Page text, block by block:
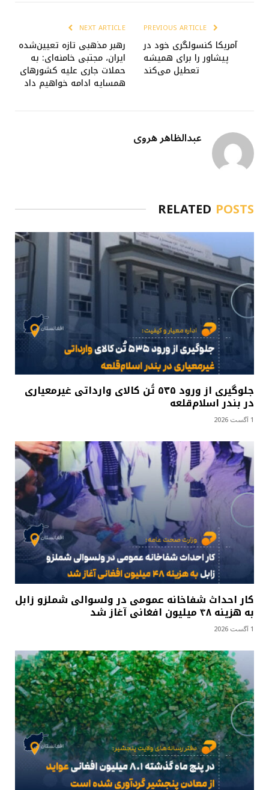
آمریکا کنسولگری خود در
پیشاور را برای همیشه
تعطیل می‌کند
NEXT ARTICLE
رهبر مذهبی تازه تعیین‌شده
ایران، مجتبی خامنه‌ای: به
حملات جاری علیه کشورهای
همسایه ادامه خواهیم داد
عبدالظاهر هروی
RELATED POSTS
جلوگیری از ورود ۵۳۵ تُن کالای وارداتی غیرمعیاری
در بندر اسلام‌قلعه
1 آگست 2026
کار احداث شفاخانه عمومی در ولسوالی شملزو زابل
به هزینه ۴۸ میلیون افغانی آغاز شد
1 آگست 2026